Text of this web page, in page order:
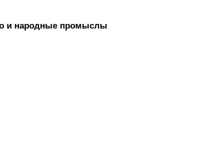
и народные промыслы